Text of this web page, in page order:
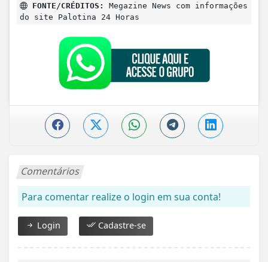
FONTE/CRÉDITOS:
Megazine News com informações
do site Palotina 24 Horas
Comentários
Para comentar realize o login em sua conta!
Login Cadastre-se